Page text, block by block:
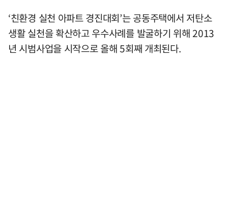
‘친환경 실천 아파트 경진대회’는 공동주택에서 저탄소
생활 실천을 확산하고 우수사례를 발굴하기 위해 2013
년 시범사업을 시작으로 올해 5회째 개최된다.